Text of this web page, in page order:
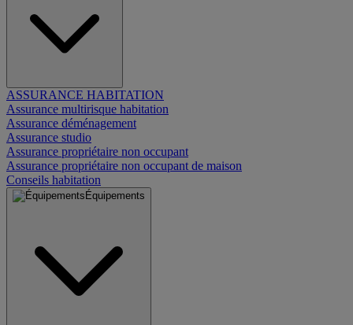
ASSURANCE HABITATION
Assurance multirisque habitation
Assurance déménagement
Assurance studio
Assurance propriétaire non occupant
Assurance propriétaire non occupant de maison
Conseils habitation
Équipements